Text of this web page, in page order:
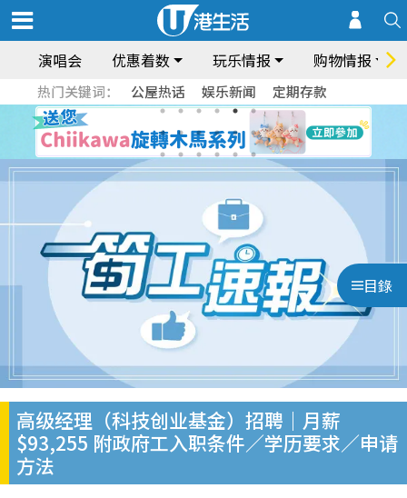
演唱会 优惠着数 玩乐情报 购物情报
热门关键词： 公屋热话 娱乐新闻 定期存款
目錄
高级经理（科技创业基金）招聘｜月薪
$93,255 附政府工入职条件／学历要求／申请
方法